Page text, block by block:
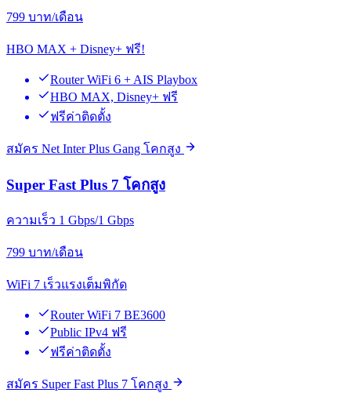
799 บาท/เดือน
HBO MAX + Disney+ ฟรี!
Router WiFi 6 + AIS Playbox
HBO MAX, Disney+ ฟรี
ฟรีค่าติดตั้ง
สมัคร Net Inter Plus Gang โคกสูง
Super Fast Plus 7 โคกสูง
ความเร็ว 1 Gbps/1 Gbps
799 บาท/เดือน
WiFi 7 เร็วแรงเต็มพิกัด
Router WiFi 7 BE3600
Public IPv4 ฟรี
ฟรีค่าติดตั้ง
สมัคร Super Fast Plus 7 โคกสูง